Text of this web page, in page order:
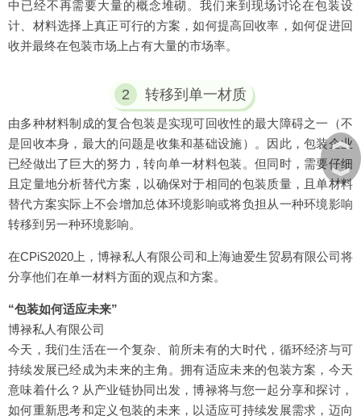
中已经不再需要大量的概念堆砌。我们来到现场讨论在包装设
计、材料选择上真正可行的方案，如何提高回收率，如何促进回
收并最终在包装市场上占有大量的市场率。
2 转移到单一材质
由多种材料制成的复合包装是实现可回收性的最大障碍之一（不
是回收本身，最大的问题是收集和基础设施）。因此，包装企业
已经做出了巨大的努力，转向单一材料包装。但同时，需要仔细
且定量地分析替代方案，以确保对于相同的包装质量，且单材料
替代方案实际上不会增加总体环境影响或将负担从一种环境影响
转移到另一种环境影响。
在CPiS2020上，博禄私人有限公司和上海迪爱生贸易有限公司将
分享他们在单一材料方面的观点和方案。
“包装如何适应未来”
博禄私人有限公司
今天，我们生活在一个复杂、前所未有的大时代，循环经济与可
持续发展已经成为未来的主角。拥有适应未来的包装方案，今天
意味着什么？从产业链协同出发，博禄将与您一起分享和探讨，
如何重新思考和定义包装的未来，以适应可持续发展需求，迈向
︽
︾